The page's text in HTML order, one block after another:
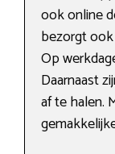
ook online
bezorgt
Op
Daarnaast
af te halen.